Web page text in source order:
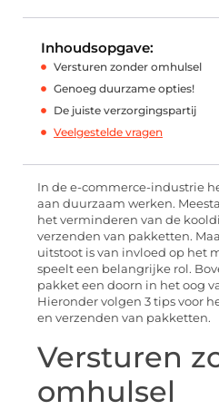
Inhoudsopgave:
Versturen zonder omhulsel
Genoeg duurzame opties!
De juiste verzorgingspartij
Veelgestelde vragen
In de e-commerce-industrie
aan duurzaam werken.
het verminderen van de
verzenden van pakketten.
uitstoot is van invloed op het
speelt een belangrijke rol.
pakket een doorn in het oog
Hieronder volgen 3 tips voor
en verzenden van pakketten.
Versturen
omhulsel